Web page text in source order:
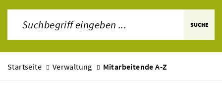
SUCHE
Startseite Verwaltung Mitarbeitende A-Z